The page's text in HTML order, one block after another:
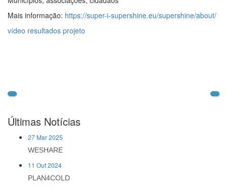
Mais informação: https://super-i-supershine.eu/supershine/about/
vídeo resultados projeto
Últimas Notícias
27 Mar 2025
WESHARE
11 Out 2024
PLAN4COLD